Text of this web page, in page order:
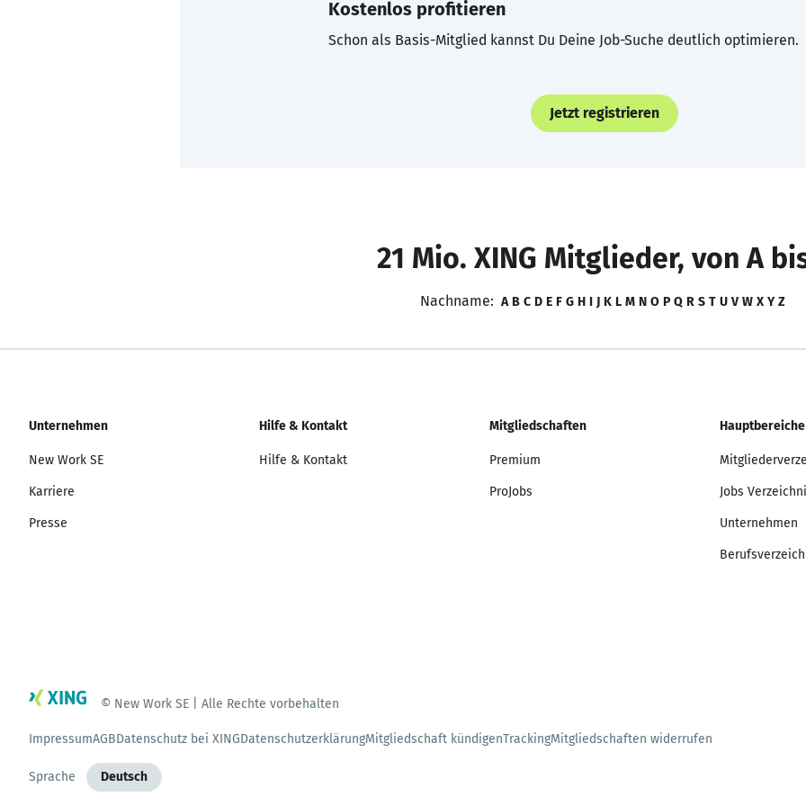
Kostenlos profitieren
Schon als Basis-Mitglied kannst Du Deine Job-Suche deutlich optimieren.
Jetzt registrieren
21 Mio. XING Mitglieder, von A
Nachname: A B C D E F G H I J K L M N O P Q R S T U V W X Y Z
Unternehmen
New Work SE
Karriere
Presse
Hilfe & Kontakt
Hilfe & Kontakt
Mitgliedschaften
Premium
ProJobs
Hauptbereiche
Jobs
Unternehmen
© New Work SE | Alle Rechte vorbehalten
ImpressumAGBDatenschutz bei XINGDatenschutzerklärungMitgliedschaft kündigenTrackingMitgliedschaften widerrufen
Sprache Deutsch